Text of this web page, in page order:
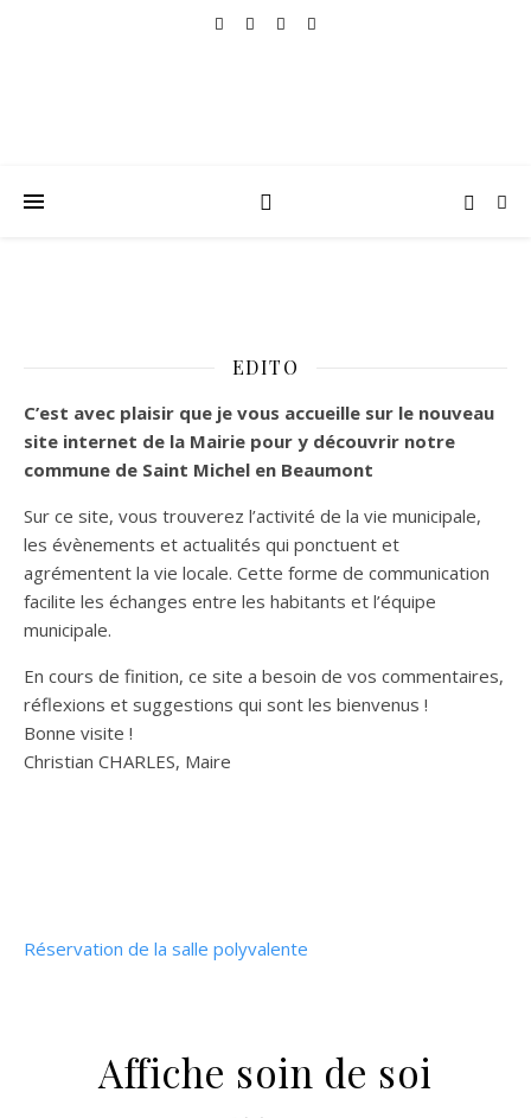
EDITO
C’est avec plaisir que je vous accueille sur le nouveau
site internet de la Mairie pour y découvrir notre
commune de Saint Michel en Beaumont
Sur ce site, vous trouverez l’activité de la vie municipale,
les évènements et actualités qui ponctuent et
agrémentent la vie locale. Cette forme de communication
facilite les échanges entre les habitants et l’équipe
municipale.
En cours de finition, ce site a besoin de vos commentaires,
réflexions et suggestions qui sont les bienvenus !
Bonne visite !
Christian CHARLES, Maire
Réservation de la salle polyvalente
Affiche soin de soi